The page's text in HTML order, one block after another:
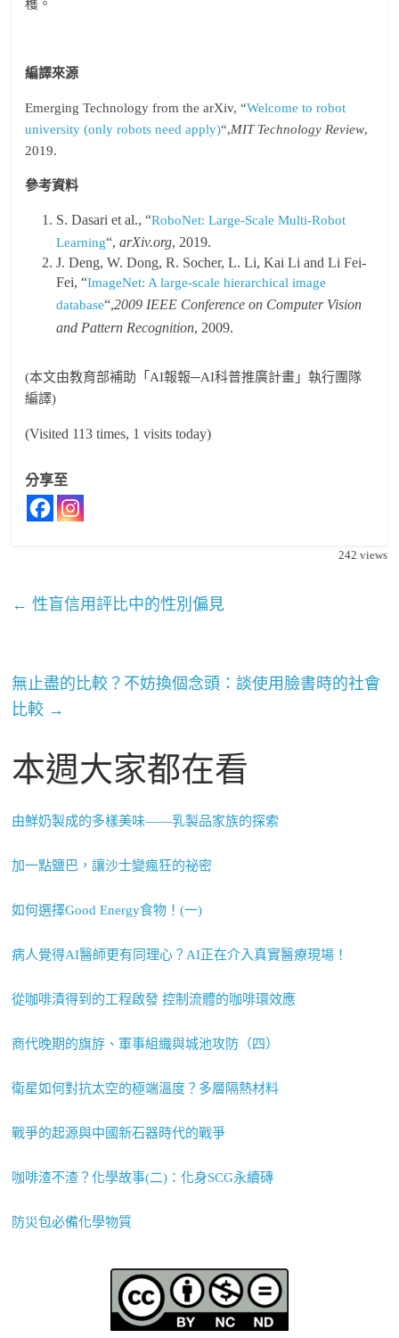
穫。
編譯來源
Emerging Technology from the arXiv, “Welcome to robot
university (only robots need apply)“,MIT Technology Review,
2019.
參考資料
S. Dasari et al., “RoboNet: Large-Scale Multi-Robot
Learning“,arXiv.org, 2019.
J. Deng, W. Dong, R. Socher, L. Li, Kai Li and Li Fei-
Fei, “ImageNet: A large-scale hierarchical image
database“,2009 IEEE Conference on Computer Vision
and Pattern Recognition, 2009.
(本文由教育部補助「AI報報─AI科普推廣計畫」執行團隊
編譯)
(Visited 113 times, 1 visits today)
分享至
242 views
← 性盲信用評比中的性別偏見
無止盡的比較？不妨換個念頭：談使用臉書時的社會
比較 →
本週大家都在看
由鮮奶製成的多樣美味——乳製品家族的探索
加一點鹽巴，讓沙士變瘋狂的祕密
如何選擇Good Energy食物！(一)
病人覺得AI醫師更有同理心？AI正在介入真實醫療現場！
從咖啡漬得到的工程啟發 控制流體的咖啡環效應
商代晚期的旗斿、軍事組織與城池攻防（四）
衛星如何對抗太空的極端溫度？多層隔熱材料
戰爭的起源與中國新石器時代的戰爭
咖啡渣不渣？化學故事(二)：化身SCG永續磚
防災包必備化學物質